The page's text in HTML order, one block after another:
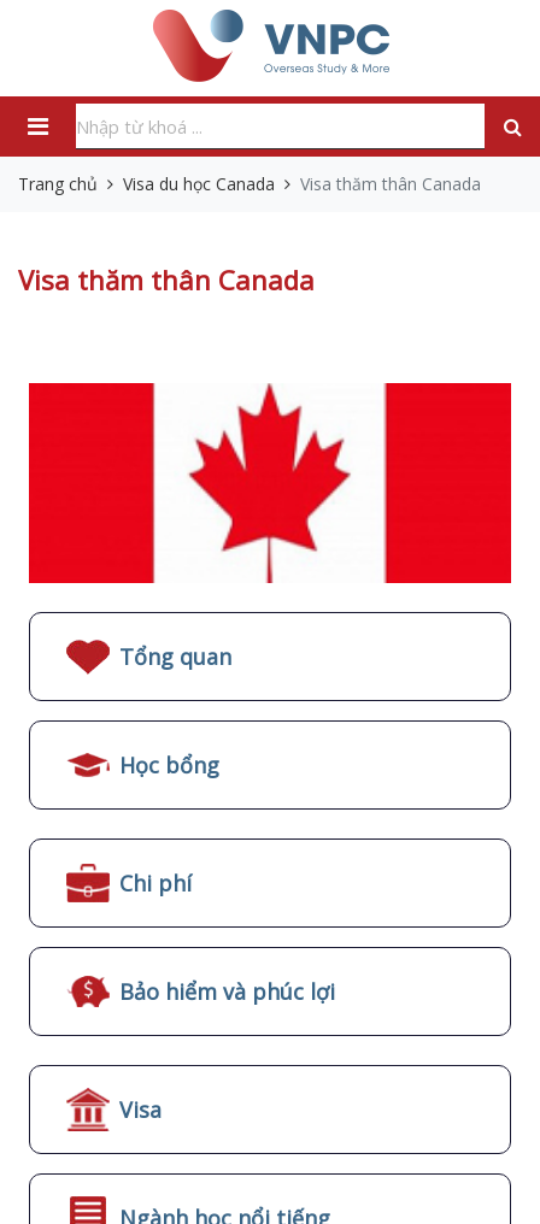
Trang chủ Visa du học Canada Visa thăm thân Canada
Visa thăm thân Canada
Tổng quan
Học bổng
Chi phí
Bảo hiểm và phúc lợi
Visa
Ngành học nổi tiếng